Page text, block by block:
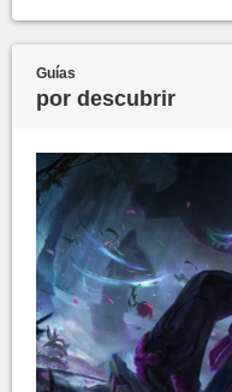
Guías
por descubrir